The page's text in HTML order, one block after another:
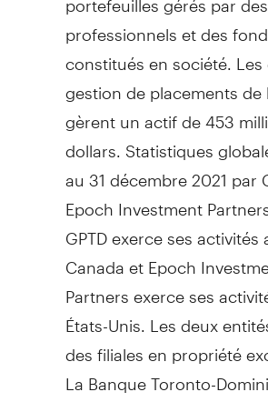
professionnels et des
constitués en société.
gestion de placements de
gèrent un actif de 453
dollars. Statistiques
au 31 décembre 2021 par
Epoch Investment
GPTD exerce ses activités
Canadaet Epoch
Partners exerce ses
États-Unis. Les deux
des filiales en propriété
La Banque Toronto-